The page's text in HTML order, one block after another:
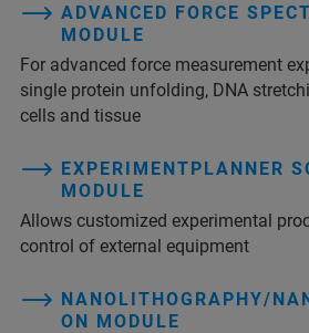
ADVANCED FORCE
MODULE
For advanced force measurement
single protein unfolding, DNA
cells and tissue
EXPERIMENTPLANNER
MODULE
Allows customized experimental
control of external equipment
NANOLITHOGRAPHY/
ON MODULE